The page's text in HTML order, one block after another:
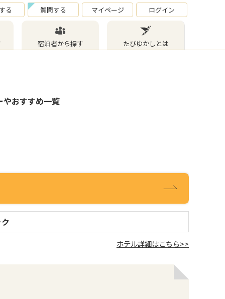
る 質問する マイページ ログイン
宿泊者から探す たびゆかしとは
やおすすめ一覧
ホテル詳細はこちら>>